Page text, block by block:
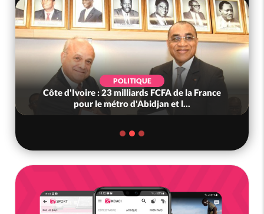
POLITIQUE
Côte d'Ivoire : 23 milliards FCFA de la France
pour le métro d'Abidjan et l...